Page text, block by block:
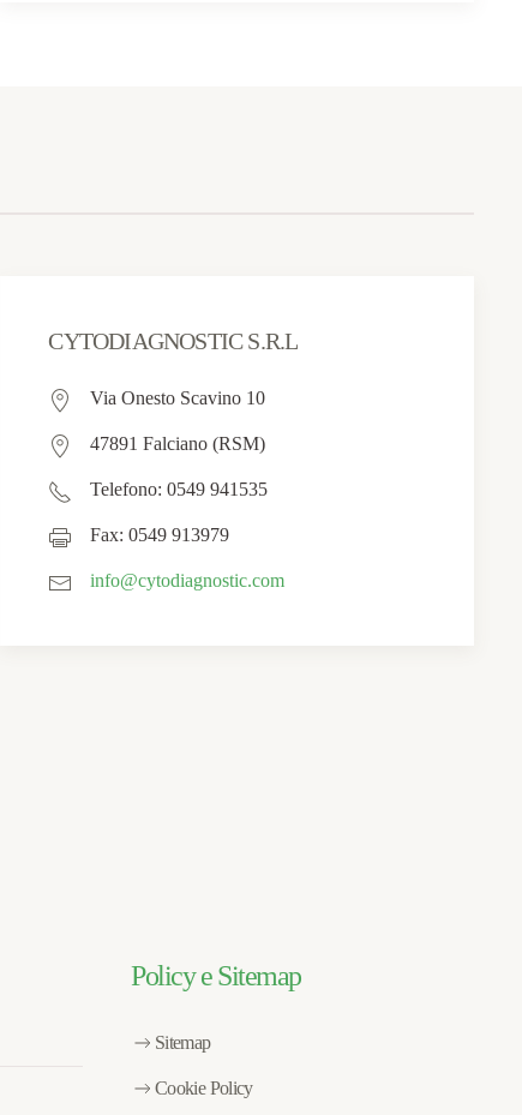
CYTODIAGNOSTIC S.R.L
Via Onesto Scavino 10
47891 Falciano (RSM)
Telefono: 0549 941535
Fax: 0549 913979
info@cytodiagnostic.com
Policy e Sitemap
Sitemap
Cookie Policy